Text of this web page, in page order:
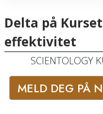
Delta på
effektivitet
SCIENTOLOGY
MELD DEG PÅ